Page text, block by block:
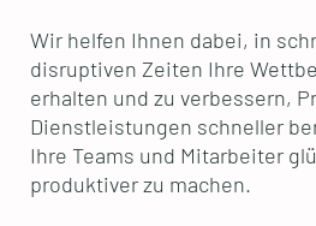
Wir helfen Ihnen dabei, in
disruptiven Zeiten Ihre
erhalten und zu verbessern,
Dienstleistungen schneller
Ihre Teams und Mitarbeiter
produktiver zu machen.